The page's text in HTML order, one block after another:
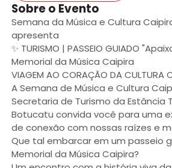
Sobre o Evento
Semana da Música e Cultura
apresenta
✨ TURISMO | PASSEIO GUIADO
Memorial da Música Caipira
VIAGEM AO CORAÇÃO DA CULTURA
A Semana de Música e Cultura
Secretaria de Turismo da Estância
Botucatu convida você para uma
de conexão com nossas raízes e
Que tal embarcar em um passeio
Memorial da Música Caipira?